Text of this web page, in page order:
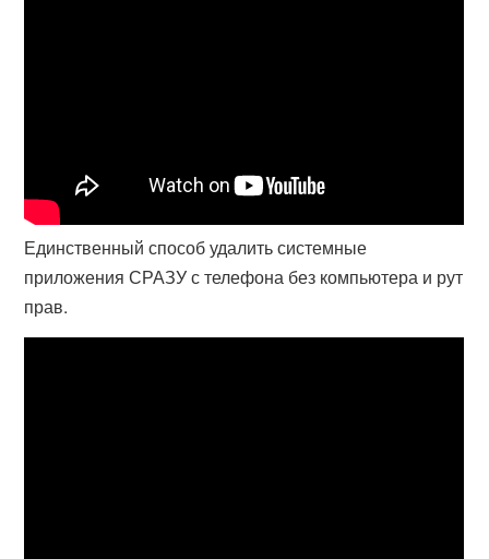
Единственный способ удалить системные
приложения СРАЗУ с телефона без компьютера и рут
прав.